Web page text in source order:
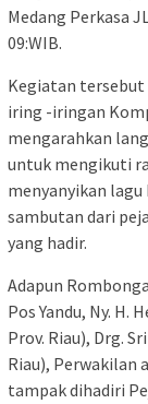
Medang Perkasa
09:WIB.
Kegiatan
iring -iringan
mengarahkan
untuk mengikuti
menyanyikan lagu
sambutan dari
yang hadir.
Adapun
Pos Yandu, Ny. H.
Prov. Riau), Drg.
Riau), Perwakilan
tampak dihadiri